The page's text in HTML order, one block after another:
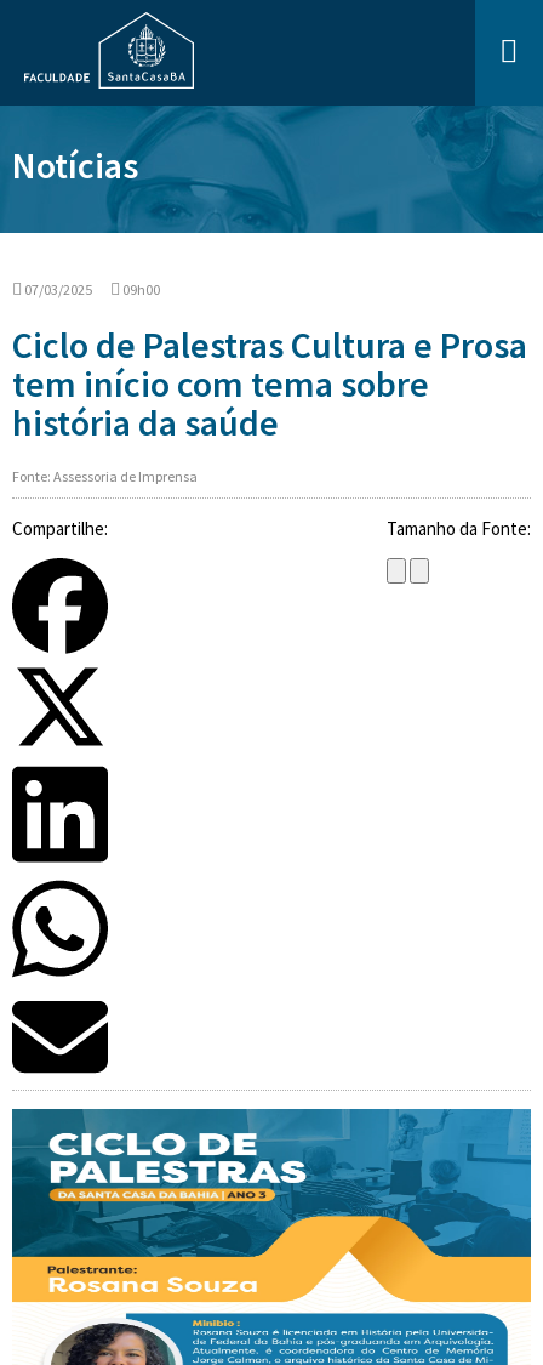
Notícias
07/03/2025 09h00
Ciclo de Palestras Cultura e Prosa
tem início com tema sobre
história da saúde
Fonte: Assessoria de Imprensa
Compartilhe: Tamanho da Fonte: